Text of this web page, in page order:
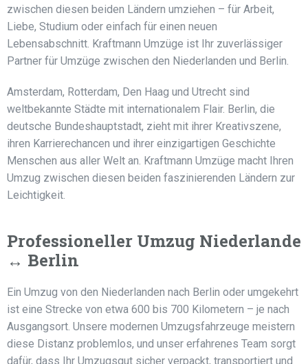
zwischen diesen beiden Ländern umziehen – für Arbeit,
Liebe, Studium oder einfach für einen neuen
Lebensabschnitt. Kraftmann Umzüge ist Ihr zuverlässiger
Partner für Umzüge zwischen den Niederlanden und Berlin.
Amsterdam, Rotterdam, Den Haag und Utrecht sind
weltbekannte Städte mit internationalem Flair. Berlin, die
deutsche Bundeshauptstadt, zieht mit ihrer Kreativszene,
ihren Karrierechancen und ihrer einzigartigen Geschichte
Menschen aus aller Welt an. Kraftmann Umzüge macht Ihren
Umzug zwischen diesen beiden faszinierenden Ländern zur
Leichtigkeit.
Professioneller Umzug Niederlande
↔ Berlin
Ein Umzug von den Niederlanden nach Berlin oder umgekehrt
ist eine Strecke von etwa 600 bis 700 Kilometern – je nach
Ausgangsort. Unsere modernen Umzugsfahrzeuge meistern
diese Distanz problemlos, und unser erfahrenes Team sorgt
dafür, dass Ihr Umzugsgut sicher verpackt, transportiert und